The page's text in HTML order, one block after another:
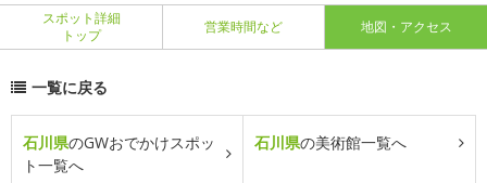
スポット詳細
トップ
営業時間など 地図・アクセス
一覧に戻る
石川県のGWおでかけスポッ
ト一覧へ
石川県の美術館一覧へ